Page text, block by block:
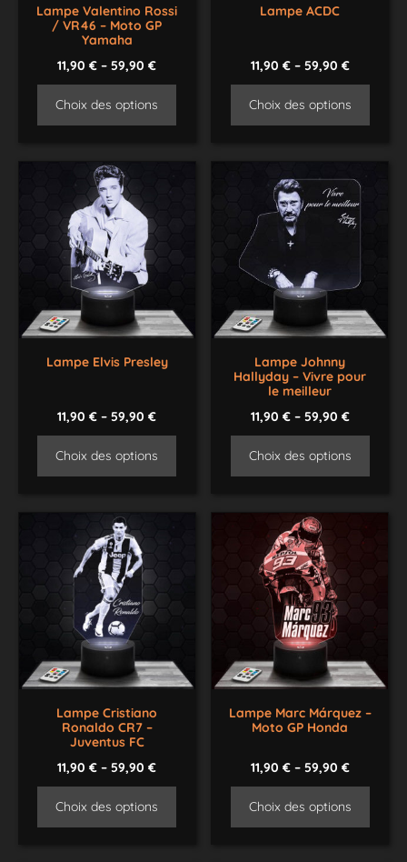
Lampe Valentino Rossi
/ VR46 – Moto GP
Yamaha
11,90€ –59,90€
Choix des options
Lampe ACDC
11,90 €– 59,90 €
Choix des options
Lampe Elvis Presley
11,90€ –59,90€
Choix des options
Lampe Johnny
Hallyday – Vivre pour
le meilleur
11,90 €– 59,90 €
Choix des options
Lampe Cristiano
Ronaldo CR7 –
Juventus FC
11,90€ –59,90€
Choix des options
Lampe Marc Márquez –
Moto GP Honda
11,90 €– 59,90 €
Choix des options